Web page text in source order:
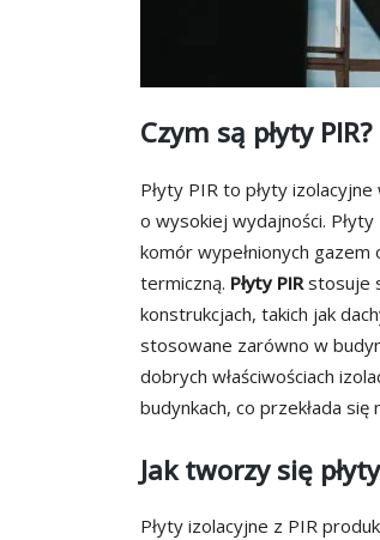
Czym są płyty PIR?
Płyty PIR to płyty
o wysokiej wydajności.
komór wypełnionych
termiczną. Płyty PIR stosuje
konstrukcjach, takich jak
stosowane zarówno w
dobrych właściwościach
budynkach, co przekłada
Jak tworzy się
Płyty izolacyjne z PIR